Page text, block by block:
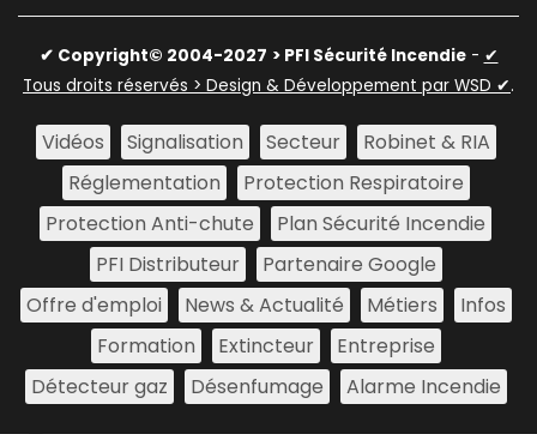
✔ Copyright© 2004-2027 > PFI Sécurité Incendie- ✔
Tous droits réservés > Design & Développement par WSD ✔.
Vidéos Signalisation Secteur
Robinet & RIA
Réglementation
Protection Respiratoire
Protection Anti-chute
Plan Sécurité Incendie
PFI Distributeur
Partenaire Google
Offre d'emploi
News & Actualité Métiers
Infos
Formation
Extincteur
Entreprise
Détecteur gaz
Désenfumage Alarme Incendie